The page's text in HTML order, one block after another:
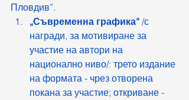
Пловдив”.
„Съвременна графика“ /с
награди, за мотивиране за
участие на автори на
национално ниво/: трето издание
на формата - чрез отворена
покана за участие; откриване -